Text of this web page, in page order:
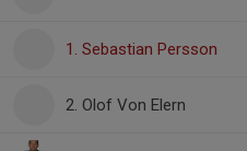
1. Sebastian Persson
2. Olof Von Elern